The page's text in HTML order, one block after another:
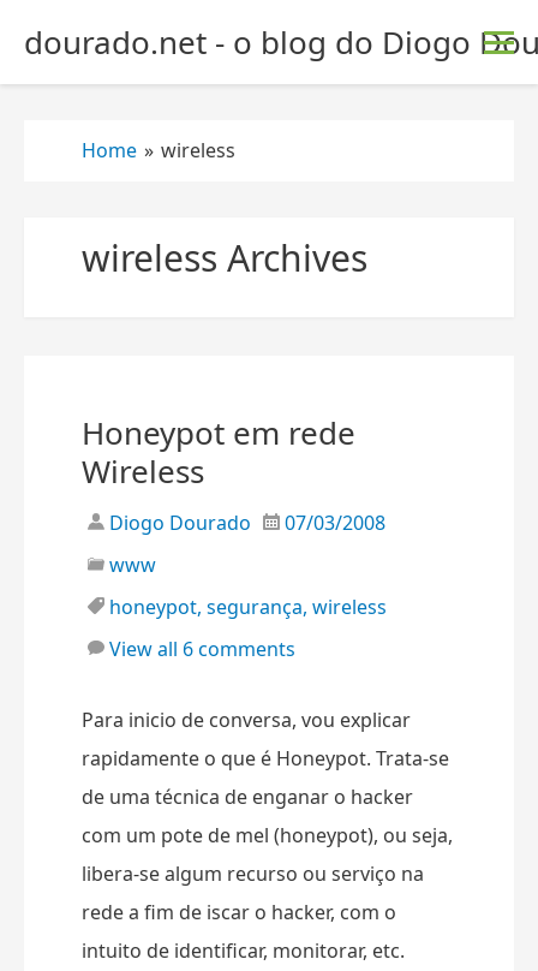
dourado.net - o blog do Diogo
Home » wireless
wireless Archives
Honeypot em rede
Wireless
Diogo Dourado
07/03/2008
www
honeypot, segurança, wireless
View all 6 comments
Para inicio de conversa, vou explicar
rapidamente o que é Honeypot. Trata-se
de uma técnica de enganar o hacker
com um pote de mel (honeypot), ou seja,
libera-se algum recurso ou serviço na
rede a fim de iscar o hacker, com o
intuito de identificar, monitorar, etc.